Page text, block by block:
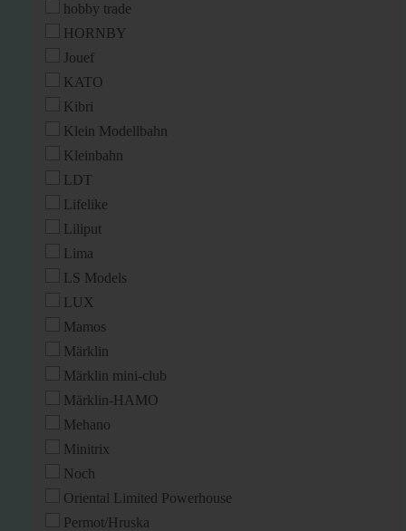
hobby trade
HORNBY
Jouef
KATO
Kibri
Klein Modellbahn
Kleinbahn
LDT
Lifelike
Liliput
Lima
LS Models
LUX
Mamos
Märklin
Märklin mini-club
Märklin-HAMO
Mehano
Minitrix
Noch
Oriental Limited Powerhouse
Permot/Hruska